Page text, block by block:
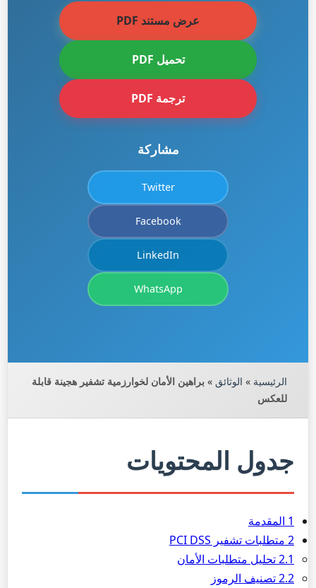
عرض مستند PDF
تحميل PDF
ترجمة PDF
مشاركة
Twitter
Facebook
LinkedIn
WhatsApp
الرئيسية » الوثائق » براهين الأمان لخوارزمية تشفير هجينة قابلة
للعكس
جدول المحتويات
1 المقدمة
2 متطلبات تشفير PCI DSS
2.1 تحليل متطلبات الأمان
2.2 تصنيف الرموز